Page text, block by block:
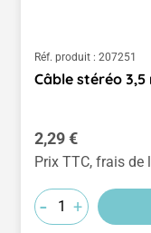
Réf. produit : 207251
Câble stéréo 3,5
Prix régulier :
2,29 €
Prix TTC, frais de
- +